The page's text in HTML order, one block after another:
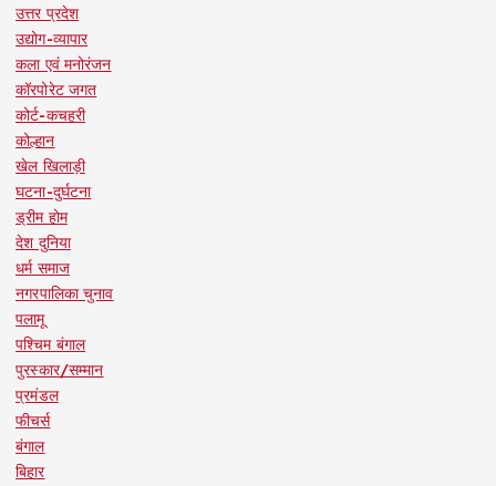
उत्तर प्रदेश
उद्योग-व्यापार
कला एवं मनोरंजन
कॉरपोरेट जगत
कोर्ट-कचहरी
कोल्हान
खेल खिलाड़ी
घटना-दुर्घटना
ड्रीम होम
देश दुनिया
धर्म समाज
नगरपालिका चुनाव
पलामू
पश्चिम बंगाल
पुरस्कार/सम्मान
प्रमंडल
फीचर्स
बंगाल
बिहार